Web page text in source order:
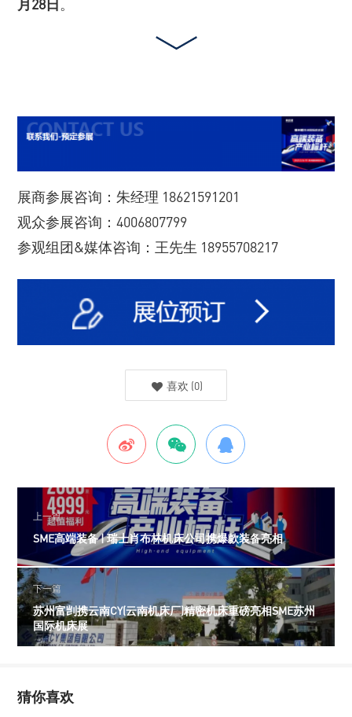
月28日。
展商参展咨询：朱经理 18621591201
观众参展咨询：4006807799
参观组团&媒体咨询：王先生 18955708217
喜欢 (0)
上一篇
SME高端装备 | 瑞士肖布林机床公司携爆款装备亮相
下一篇
苏州富剀携云南CY(云南机床厂)精密机床重磅亮相SME苏州
国际机床展
猜你喜欢